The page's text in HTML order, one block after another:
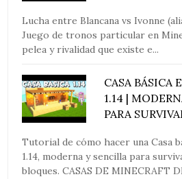
Lucha entre Blancana vs Ivonne
Juego de tronos particular en
pelea y rivalidad que existe e...
CASA BÁSICA
1.14 |
PARA
Tutorial de cómo hacer una Casa
1.14, moderna y sencilla para
bloques. CASAS DE MINECRAFT